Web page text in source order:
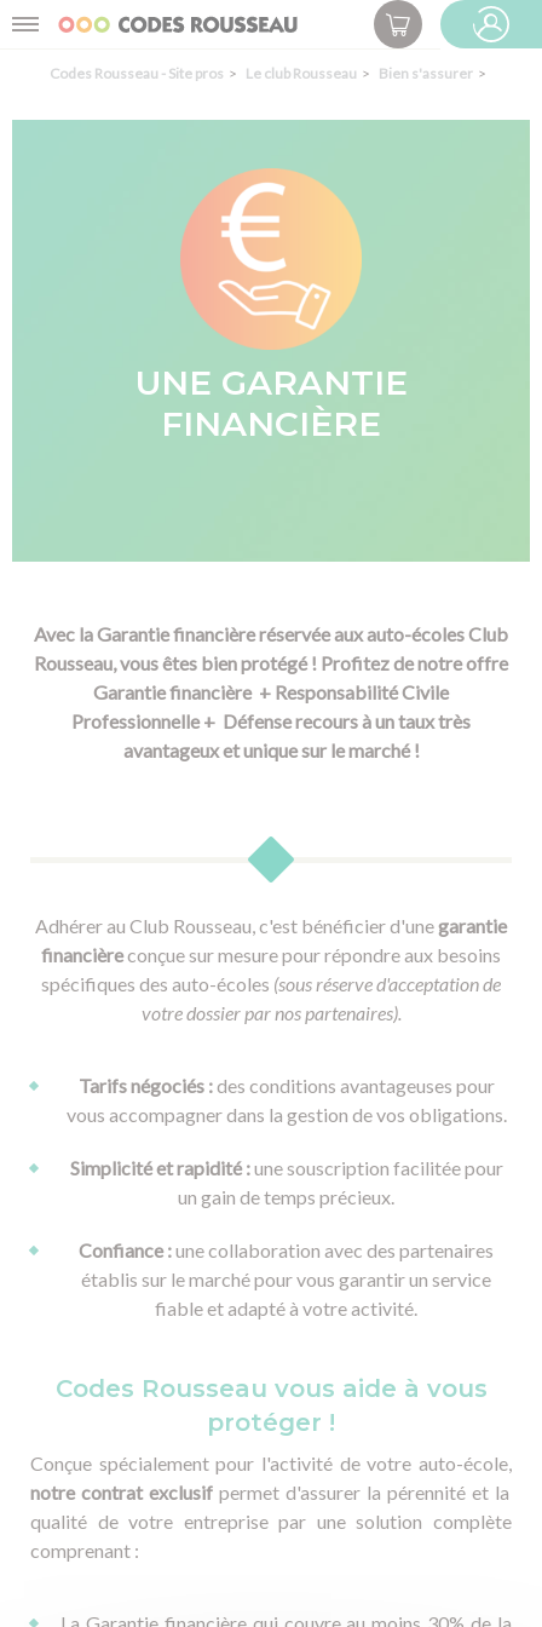
Menu
Codes Rousseau - Site pros Le club Rousseau Bien s'assurer
UNE GARANTIE
FINANCIÈRE
Avec la Garantie financière réservée aux auto-écoles Club
Rousseau, vous êtes bien protégé ! Profitez de notre offre
Garantie financière + Responsabilité Civile
Professionnelle + Défense recours à un taux très
avantageux et unique sur le marché !
Adhérer au Club Rousseau, c'est bénéficier d'unegarantie
financièreconçue sur mesure pour répondre aux besoins
spécifiques des auto-écoles (sous réserve d'acceptation de
votre dossier par nos partenaires).
Tarifs négociés :des conditions avantageuses pour
vous accompagner dans la gestion de vos obligations.
Simplicité et rapidité :une souscription facilitée pour
un gain de temps précieux.
Confiance :une collaboration avec des partenaires
établis sur le marché pour vous garantir un service
fiable et adapté à votre activité.
Codes Rousseau vous aide à vous
protéger !
Conçue spécialement pour l'activité de votre auto-école,
notre contrat exclusif permet d'assurer la pérennité et la
qualité de votre entreprise par une solution complète
comprenant :
Panneau de gestion des cookies